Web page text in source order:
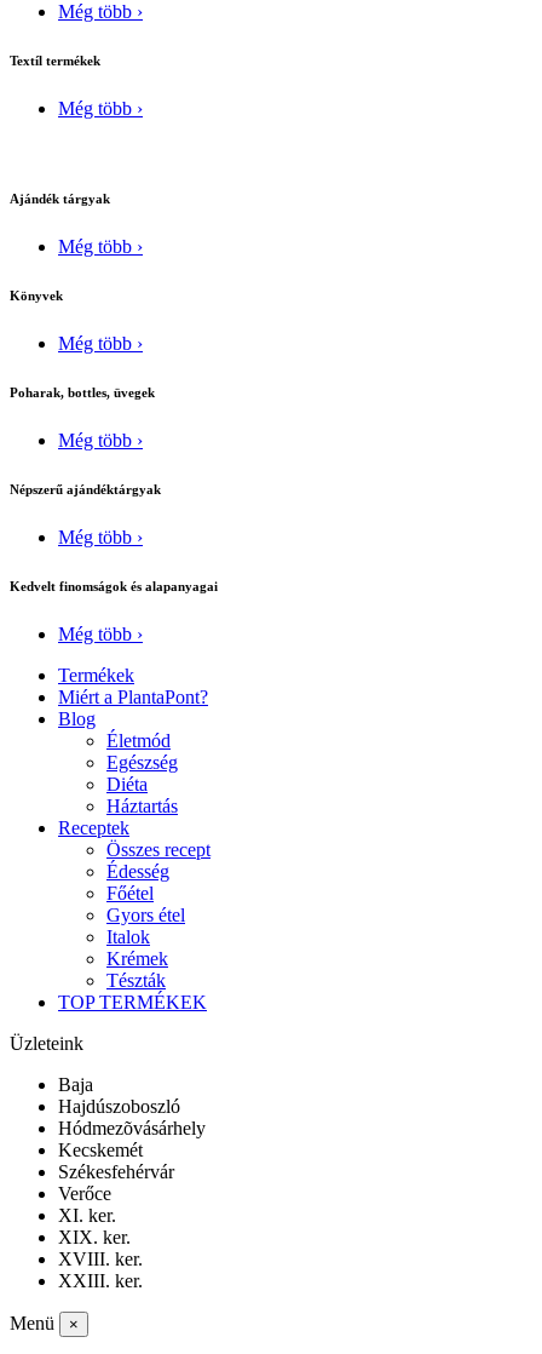
Még több ›
Textíl termékek
Még több ›
Ajándék tárgyak
Még több ›
Könyvek
Még több ›
Poharak, bottles, üvegek
Még több ›
Népszerű ajándéktárgyak
Még több ›
Kedvelt finomságok és alapanyagai
Még több ›
Termékek
Miért a PlantaPont?
Blog
Életmód
Egészség
Diéta
Háztartás
Receptek
Összes recept
Édesség
Főétel
Gyors étel
Italok
Krémek
Tészták
TOP TERMÉKEK
Üzleteink
Baja
Hajdúszoboszló
Hódmezõvásárhely
Kecskemét
Székesfehérvár
Verőce
XI. ker.
XIX. ker.
XVIII. ker.
XXIII. ker.
Menü ×